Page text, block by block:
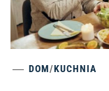
DOM/KUCHNIA